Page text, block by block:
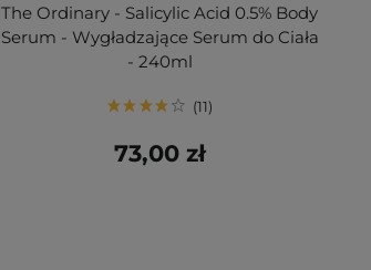
The Ordinary - Salicylic Acid 0.5% Body
Serum - Wygładzające Serum do Ciała
- 240ml
11
73,00 zł